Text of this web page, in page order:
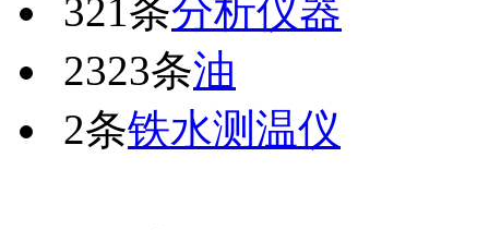
321条分析仪器
2323条油
2条铁水测温仪